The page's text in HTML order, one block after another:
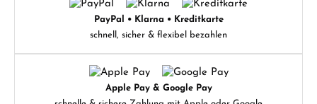
PayPal • Klarna • Kreditkarte
schnell, sicher & flexibel bezahlen
Apple Pay & Google Pay